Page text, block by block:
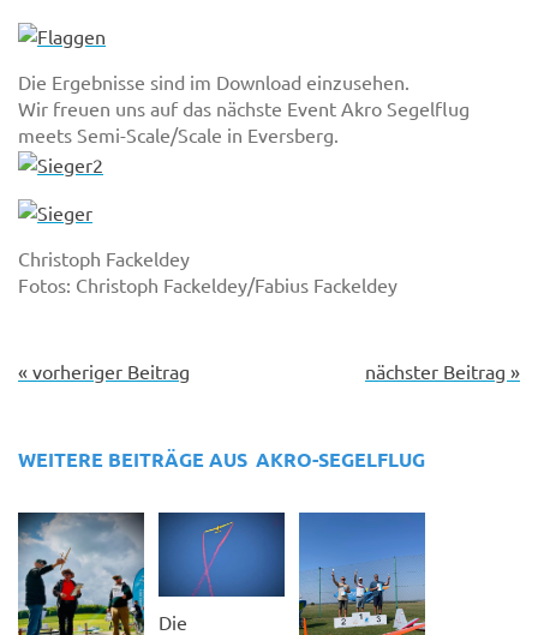
Die Ergebnisse sind im Download einzusehen.
Wir freuen uns auf das nächste Event Akro Segelflug
meets Semi-Scale/Scale in Eversberg.
Christoph Fackeldey
Fotos: Christoph Fackeldey/Fabius Fackeldey
« vorheriger Beitrag nächster Beitrag »
WEITERE BEITRÄGE AUS AKRO-SEGELFLUG
Die